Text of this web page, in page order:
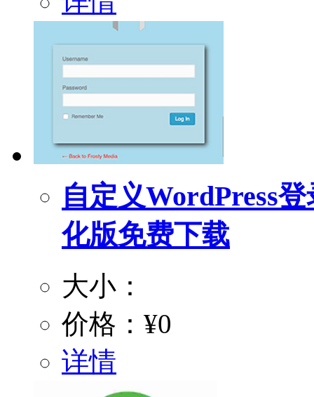
自定义WordPress
化版免费下载
大小：
价格： ¥0
详情